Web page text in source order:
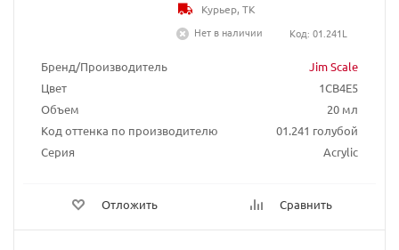
Бренд/Производитель
Jim Scale
Цвет
1CB4E5
Объем
20 мл
Код оттенка по производителю
01.241 голубой
Серия
Acrylic
Отложить Сравнить
Курьер, ТК
Нет в наличии
Код: 01.241L